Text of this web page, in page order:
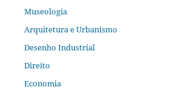
Museologia
Arquitetura e Urbanismo
Desenho Industrial
Direito
Economia